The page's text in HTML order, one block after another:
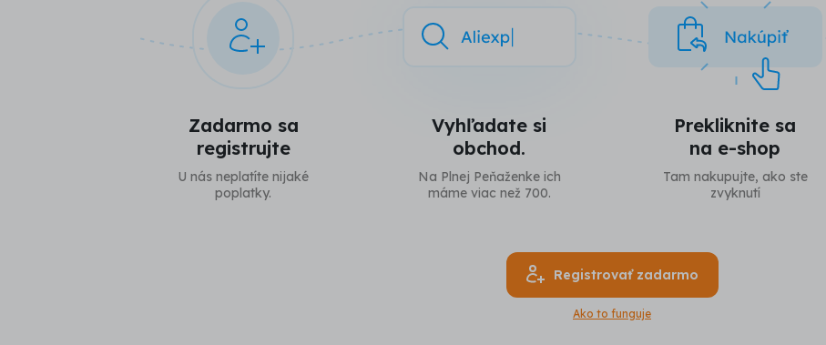
Zadarmo sa
registrujte
U nás neplatíte nijaké
poplatky.
Vyhľadate si
obchod.
Na Plnej Peňaženke ich
máme viac než 700.
Prekliknite sa
na e-shop
Tam nakupujte, ako ste
zvyknutí
Registrovať zadarmo
Ako to funguje